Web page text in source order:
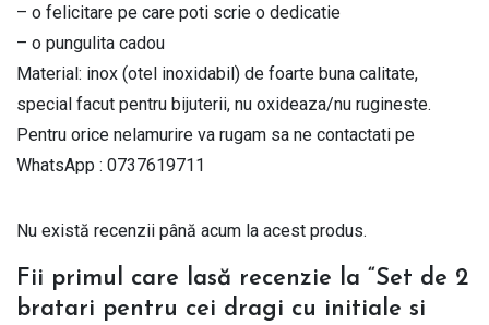
impreuna
BPC334
quantity
– o felicitare pe care poti scrie o dedicatie
– o pungulita cadou
Material: inox (otel inoxidabil) de foarte buna calitate,
special facut pentru bijuterii, nu oxideaza/nu rugineste.
Pentru orice nelamurire va rugam sa ne contactati pe
WhatsApp : 0737619711
Nu există recenzii până acum la acest produs.
Fii primul care lasă recenzie la “Set de 2
bratari pentru cei dragi cu initiale si